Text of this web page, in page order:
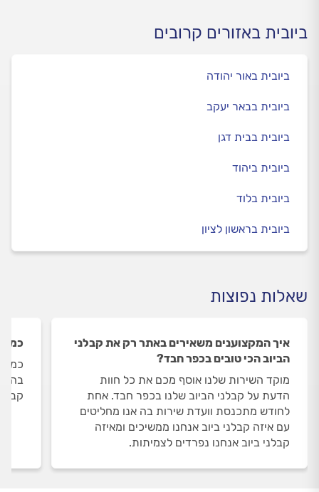
ביובית באזורים קרובים
ביובית באור יהודה
ביובית בבאר יעקב
ביובית בבית דגן
ביובית ביהוד
ביובית בלוד
ביובית בראשון לציון
שאלות נפוצות
איך המקצוענים משאירים באתר רק את קבלני
הביוב הכי טובים בכפר חבד?
מוקד השירות שלנו אוסף מכם את כל חוות
הדעת על קבלני הביוב שלנו בכפר חבד. אחת
לחודש מתכנסת וועדת שירות בה אנו מחליטים
עם איזה קבלני ביוב אנחנו ממשיכים ומאיזה
קבלני ביוב אנחנו נפרדים לצמיתות.
כמה